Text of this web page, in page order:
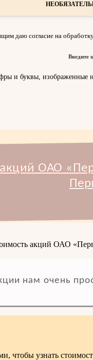
даю согласие на
Введите
ОАО
акций ОАО
нам очень
чтобы узнать